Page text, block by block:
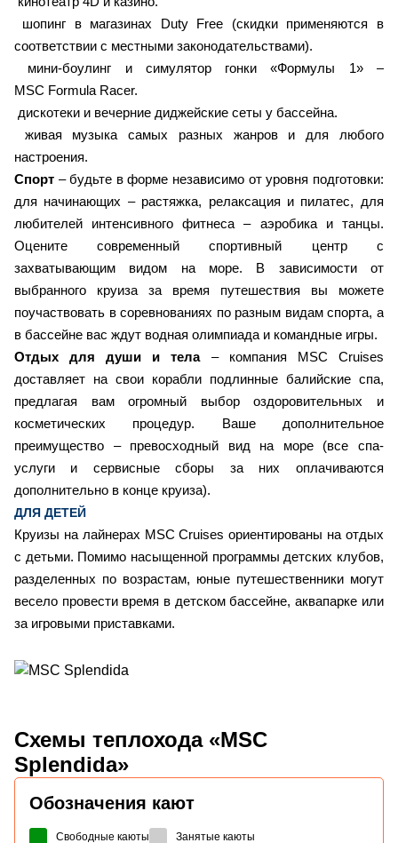
шопинг в магазинах Duty Free (скидки применяются в
соответствии с местными законодательствами).
мини-боулинг и симулятор гонки «Формулы 1» –
MSC Formula Racer.
дискотеки и вечерние диджейские сеты у бассейна.
живая музыка самых разных жанров и для любого
настроения.
Спорт – будьте в форме независимо от уровня подготовки:
для начинающих – растяжка, релаксация и пилатес, для
любителей интенсивного фитнеса – аэробика и танцы.
Оцените современный спортивный центр с
захватывающим видом на море. В зависимости от
выбранного круиза за время путешествия вы можете
поучаствовать в соревнованиях по разным видам спорта, а
в бассейне вас ждут водная олимпиада и командные игры.
Отдых для души и тела– компания MSC Cruises
доставляет на свои корабли подлинные балийские спа,
предлагая вам огромный выбор оздоровительных и
косметических процедур. Ваше дополнительное
преимущество – превосходный вид на море (все спа-
услуги и сервисные сборы за них оплачиваются
дополнительно в конце круиза).
ДЛЯ ДЕТЕЙ
Круизы на лайнерах MSC Cruises ориентированы на отдых
с детьми. Помимо насыщенной программы детских клубов,
разделенных по возрастам, юные путешественники могут
весело провести время в детском бассейне, аквапарке или
за игровыми приставками.
Схемы теплохода «MSC
Splendida»
Обозначения кают
Свободные каюты Занятые каюты